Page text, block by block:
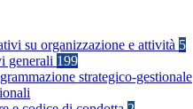
su organizzazione e attività 5
generali 199
strategico-gestionale